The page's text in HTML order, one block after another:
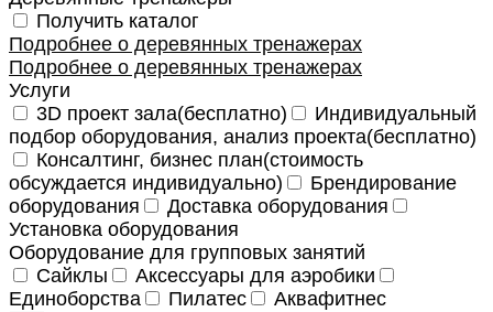
Получить каталог
Подробнее о деревянных тренажерах
Подробнее о деревянных тренажерах
Услуги
3D проект зала(бесплатно)
Индивидуальный
подбор оборудования, анализ проекта(бесплатно)
Консалтинг, бизнес план(стоимость
обсуждается индивидуально)
Брендирование
оборудования
Доставка оборудования
Установка оборудования
Оборудование для групповых занятий
Сайклы
Аксессуары для аэробики
Единоборства
Пилатес Аквафитнес